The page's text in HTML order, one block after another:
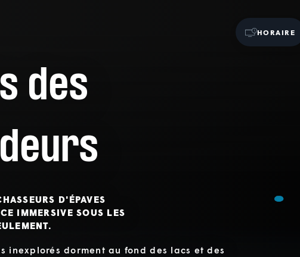
HORAIRE
des
D'ÉPAVES
IMMERSIVE SOUS LES
inexplorés dorment au fond des lacs et des